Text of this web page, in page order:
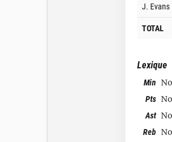
J. Evans
TOTAL
Lexique
Min
Pts
Ast
Reb